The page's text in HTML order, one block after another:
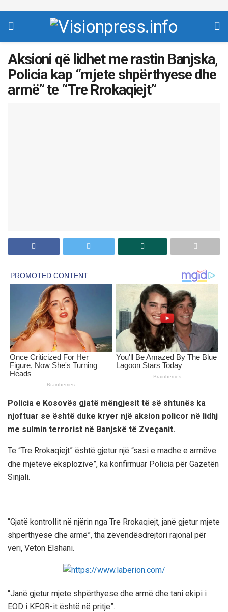
Aksioni që lidhet me rastin Banjska,
Policia kap “mjete shpërthyese dhe
armë” te “Tre Rrokaqiejt”
Policia e Kosovës gjatë mëngjesit të së shtunës ka
njoftuar se është duke kryer një aksion policor në lidhj
me sulmin terrorist në Banjskë të Zveçanit.
Te “Tre Rrokaqiejt” është gjetur një “sasi e madhe e armëve
dhe mjeteve eksplozive”, ka konfirmuar Policia për Gazetën
Sinjali.
“Gjatë kontrollit në njërin nga Tre Rrokaqiejt, janë gjetur mjete
shpërthyese dhe armë”, tha zëvendësdrejtori rajonal për
veri, Veton Elshani.
“Janë gjetur mjete shpërthyese dhe armë dhe tani ekipi i
EOD i KFOR-it është në pritje”.